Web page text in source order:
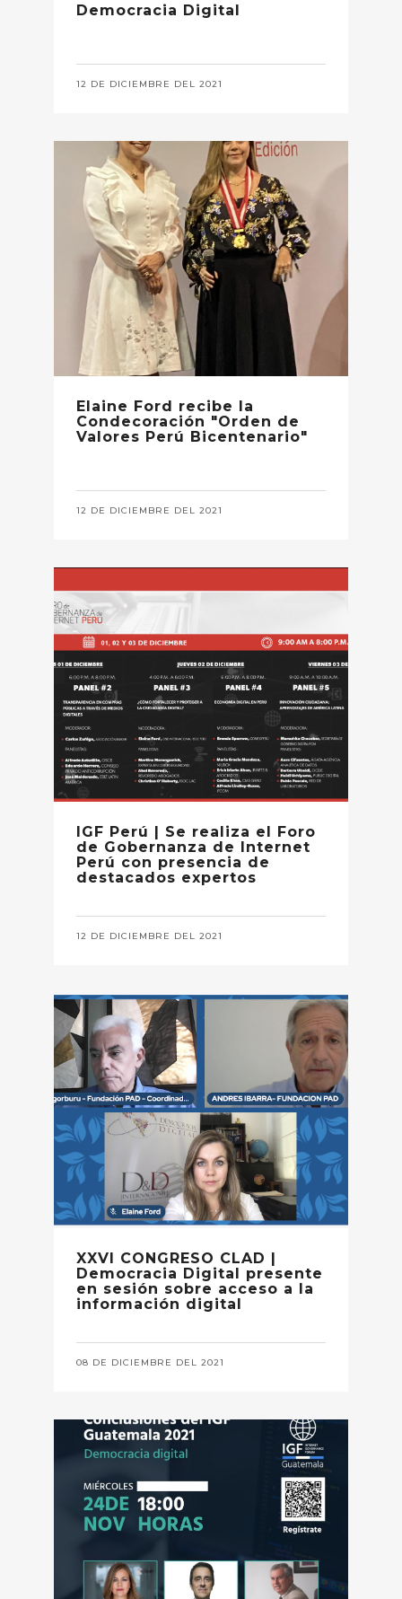
Democracia Digital
12 DE DICIEMBRE DEL 2021
Elaine Ford recibe la
Condecoración "Orden de
Valores Perú Bicentenario"
12 DE DICIEMBRE DEL 2021
IGF Perú | Se realiza el Foro
de Gobernanza de Internet
Perú con presencia de
destacados expertos
12 DE DICIEMBRE DEL 2021
XXVI CONGRESO CLAD |
Democracia Digital presente
en sesión sobre acceso a la
información digital
08 DE DICIEMBRE DEL 2021